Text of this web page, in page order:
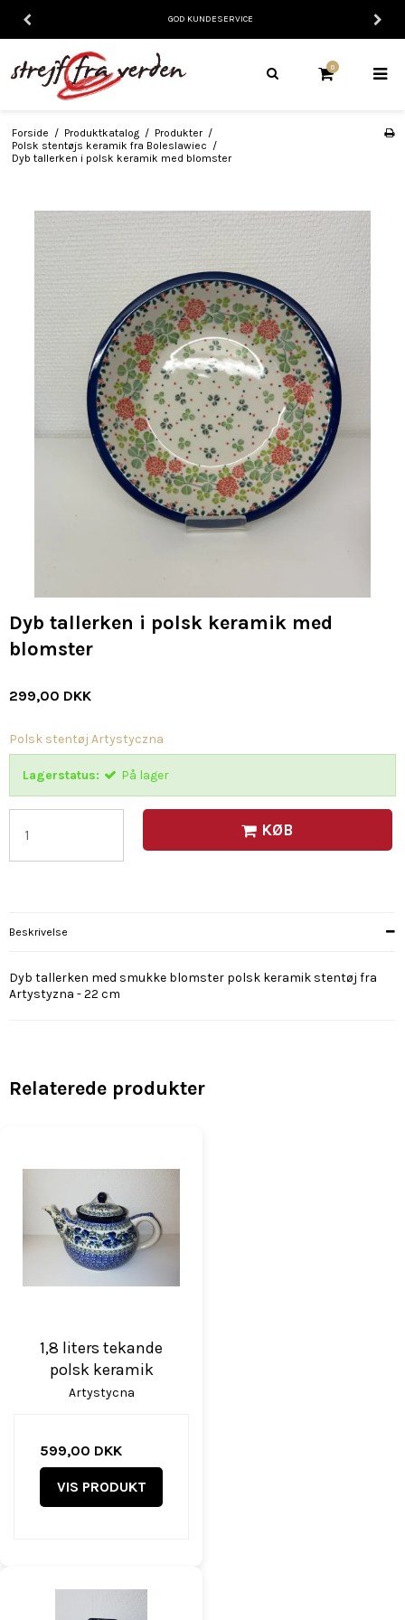
GOD KUNDESERVICE
0
Forside / Produktkatalog / Produkter /
Polsk stentøjs keramik fra Boleslawiec /
Dyb tallerken i polsk keramik med blomster
Dyb tallerken i polsk keramik med
blomster
299,00 DKK
Polsk stentøj Artystyczna
Lagerstatus: På lager
KØB
Beskrivelse
Dyb tallerken med smukke blomster polsk keramik stentøj fra
Artystyzna - 22 cm
Relaterede produkter
1,8 liters tekande
polsk keramik
Artystycna
599,00 DKK
VIS PRODUKT